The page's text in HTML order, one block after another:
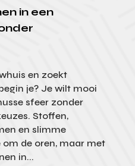
in een
en zoekt
je? Je wilt mooi
sfeer zonder
Stoffen,
en slimme
de oren, maar met
in...